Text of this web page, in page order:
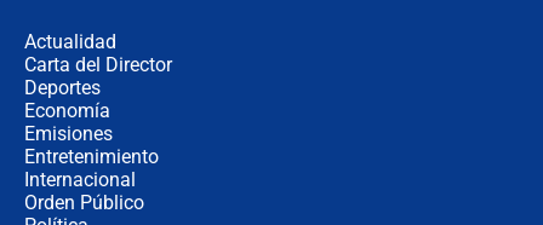
Actualidad
Carta del Director
Deportes
Economía
Emisiones
Entretenimiento
Internacional
Orden Público